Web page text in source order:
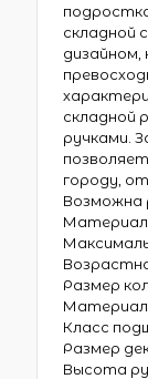
складной
складной
ручками.
городу,
Возможна
Размер
Материал
Класс
Размер
Высота